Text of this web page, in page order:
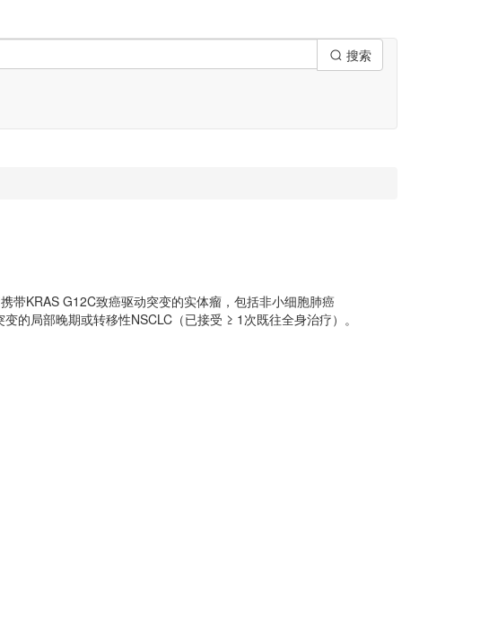
搜索
带KRAS G12C致癌驱动突变的实体瘤，包括非小细胞肺癌
的局部晚期或转移性NSCLC（已接受 ≥ 1次既往全身治疗）。